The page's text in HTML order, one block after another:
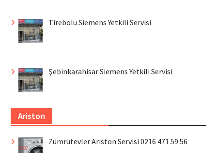
Tirebolu Siemens Yetkili Servisi
Şebinkarahisar Siemens Yetkili Servisi
Ariston
Zümrütevler Ariston Servisi 0216 471 59 56